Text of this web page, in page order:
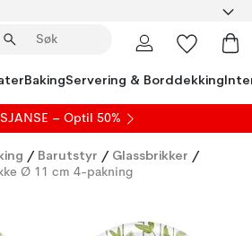
BakingServering & Borddekking
SJANSE – Optil 50%
/ Barutstyr / Glassbrikker /
Ø 11 cm 4-pakning